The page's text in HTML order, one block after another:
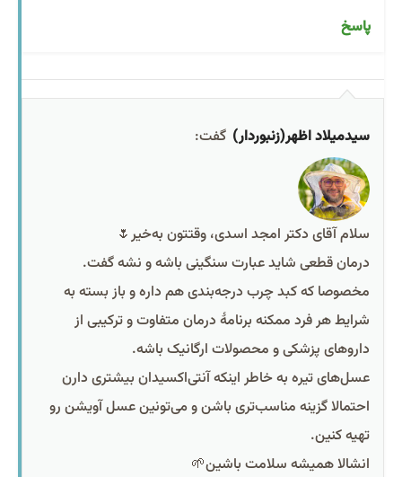
پاسخ
سیدمیلاد اظهر(زنبوردار) گفت:
سلام آقای دکتر امجد اسدی، وقتتون به‌خیر🌷
درمان قطعی شاید عبارت سنگینی باشه و نشه گفت.
مخصوصا که کبد چرب درجه‌بندی هم داره و باز بسته به
شرایط هر فرد ممکنه برنامۀ درمان متفاوت و ترکیبی از
داروهای پزشکی و محصولات ارگانیک باشه.
عسل‌های تیره به خاطر اینکه آنتی‌اکسیدان بیشتری دارن
احتمالا گزینه مناسب‌تری باشن و می‌تونین عسل آویشن رو
تهیه کنین.
انشالا همیشه سلامت باشین🌱